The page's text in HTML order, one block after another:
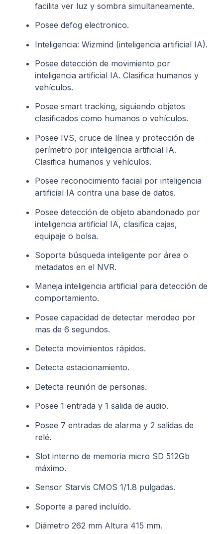
facilita ver luz y sombra simultaneamente.
Posee defog electronico.
Inteligencia: Wizmind (inteligencia artificial IA).
Posee detección de movimiento por
inteligencia artificial IA. Clasifica humanos y
vehículos.
Posee smart tracking, siguiendo objetos
clasificados como humanos o vehículos.
Posee IVS, cruce de línea y protección de
perímetro por inteligencia artificial IA.
Clasifica humanos y vehículos.
Posee reconocimiento facial por inteligencia
artificial IA contra una base de datos.
Posee detección de objeto abandonado por
inteligencia artificial IA, clasifica cajas,
equipaje o bolsa.
Soporta búsqueda inteligente por área o
metadatos en el NVR.
Maneja inteligencia artificial para detección de
comportamiento.
Posee capacidad de detectar merodeo por
mas de 6 segundos.
Detecta movimientos rápidos.
Detecta estacionamiento.
Detecta reunión de personas.
Posee 1 entrada y 1 salida de audio.
Posee 7 entradas de alarma y 2 salidas de
relé.
Slot interno de memoria micro SD 512Gb
máximo.
Sensor Starvis CMOS 1/1.8 pulgadas.
Soporte a pared incluído.
Diámetro 262 mm Altura 415 mm.